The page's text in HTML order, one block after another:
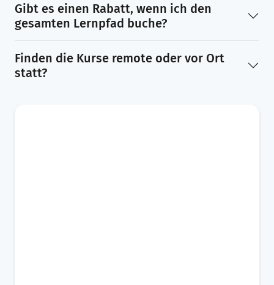
Gibt es einen Rabatt, wenn ich den
gesamten Lernpfad buche?
Finden die Kurse remote oder vor Ort
statt?